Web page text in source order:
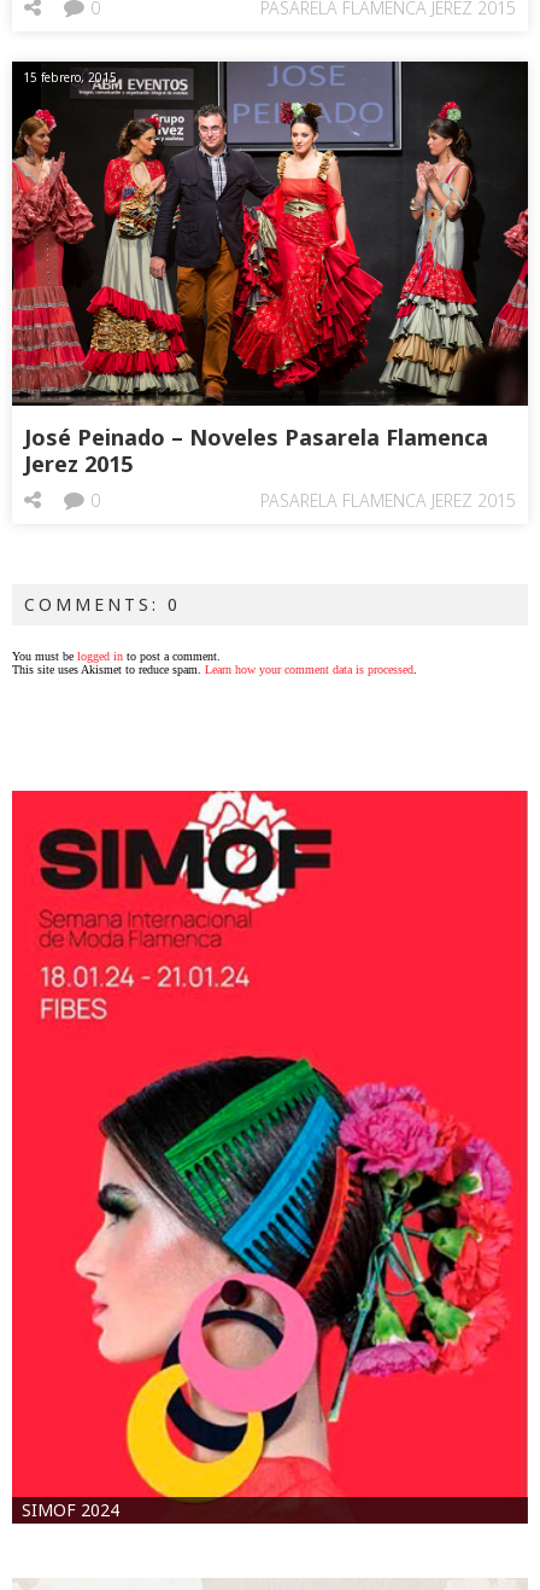
PASARELA FLAMENCA JEREZ 2015
0
15 febrero, 2015
José Peinado – Noveles Pasarela Flamenca
Jerez 2015
PASARELA FLAMENCA JEREZ 2015
0
COMMENTS: 0
You must be logged in to post a comment.
This site uses Akismet to reduce spam. Learn how your comment data is processed
SIMOF 2024